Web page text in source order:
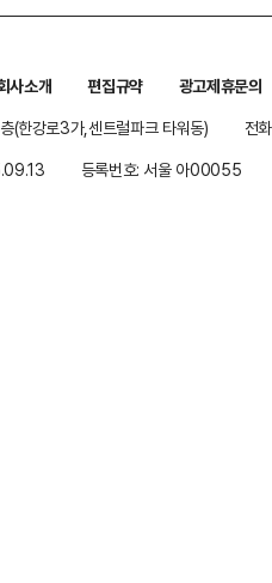
사소개 편집규약
광고제휴문의
(한강로3가,센트럴파크 타워동)
전
등록번호: 서울 아00055